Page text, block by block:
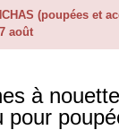
(poupées et
août
à
pour